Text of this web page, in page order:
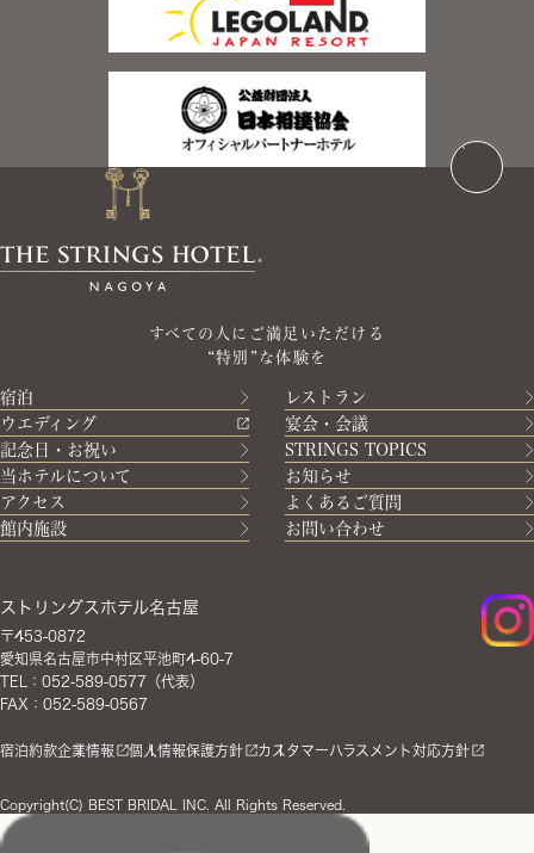
すべての人にご満足いただける
“特別”な体験を
宿泊
レストラン
ウエディング
宴会・会議
記念日・お祝い
STRINGS TOPICS
当ホテルについて
お知らせ
アクセス
よくあるご質問
館内施設
お問い合わせ
ストリングスホテル名古屋
〒453-0872
愛知県名古屋市中村区平池町4-60-7
TEL：052-589-0577（代表）
FAX：052-589-0567
宿泊約款企業情報 個人情報保護方針 カスタマーハラスメント対応方針
Copyright(C) BEST BRIDAL INC. All Rights Reserved.